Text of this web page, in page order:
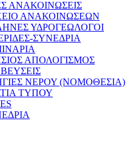
ΑΝΑΚΟΙΝΩΣΕΙΣ
ΑΝΑΚΟΙΝΩΣΕΩΝ
ΥΔΡΟΓΕΩΛΟΓΟΙ
ΣΥΝΕΔΡΙΑ
ΑΠΟΛΟΓΙΣΜΟΣ
ΝΕΡΟΥ (ΝΟΜΟΘΕΣΙΑ)
ΤΥΠΟΥ